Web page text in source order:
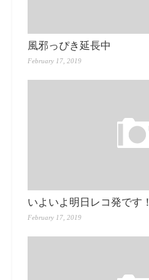
風邪っぴき延長中
February 17, 2019
いよいよ明日レコ発です！
February 17, 2019